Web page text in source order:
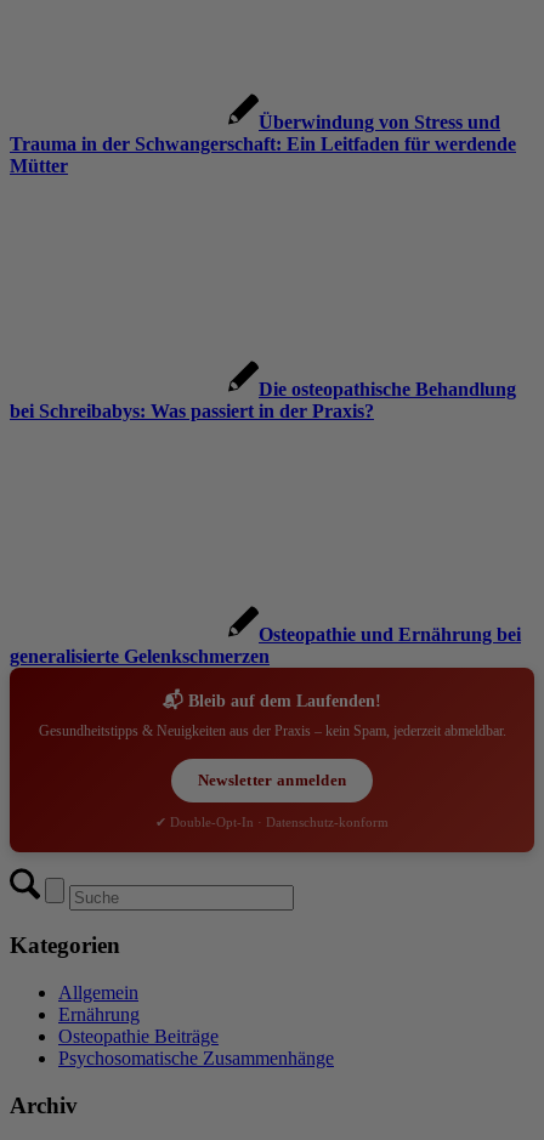
Überwindung von Stress und
Trauma in der Schwangerschaft: Ein Leitfaden für werdende
Mütter
Die osteopathische Behandlung
bei Schreibabys: Was passiert in der Praxis?
Osteopathie und Ernährung bei
generalisierte Gelenkschmerzen
📬 Bleib auf dem Laufenden!
Gesundheitstipps & Neuigkeiten aus der Praxis – kein Spam, jederzeit abmeldbar.
Newsletter anmelden
✔ Double-Opt-In · Datenschutz-konform
Kategorien
Allgemein
Ernährung
Osteopathie Beiträge
Psychosomatische Zusammenhänge
Archiv